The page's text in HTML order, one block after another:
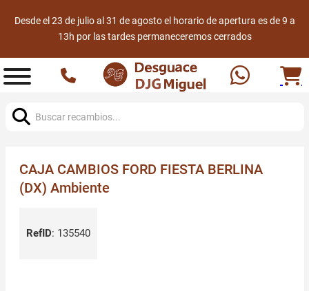
Desde el 23 de julio al 31 de agosto el horario de apertura es de 9 a
13h por las tardes permaneceremos cerrados
CAJA CAMBIOS FORD FIESTA BERLINA
(DX) Ambiente
RefID: 135540